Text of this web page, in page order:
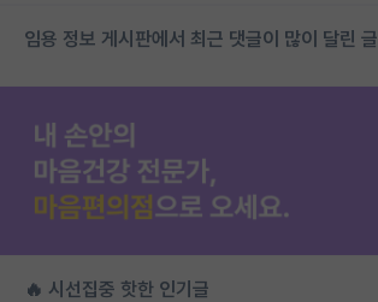
임용 정보 게시판에서 최근 댓글이 많이 달린 글
🔥 시선집중 핫한 인기글